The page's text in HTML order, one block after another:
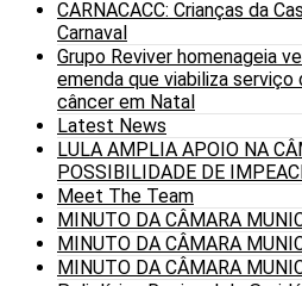
CARNACACC: Crianças da
Carnaval
Grupo Reviver homenageia
emenda que viabiliza
câncer em Natal
Latest News
LULA AMPLIA APOIO NA
POSSIBILIDADE DE
Meet The Team
MINUTO DA CÂMARA
MINUTO DA CÂMARA
MINUTO DA CÂMARA